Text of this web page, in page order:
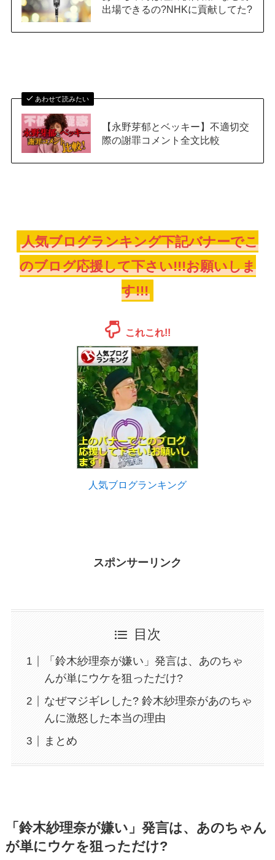
出場できるの?NHKに貢献してた?
あわせて読みたい
【永野芽郁とベッキー】不適切交
際の謝罪コメント全文比較
人気ブログランキング下記バナーでこ
のブログ応援して下さい!!!お願いしま
す!!!
これこれ!!
人気ブログランキング
スポンサーリンク
目次
「鈴木紗理奈が嫌い」発言は、あのちゃ
んが単にウケを狙っただけ?
なぜマジギレした? 鈴木紗理奈があのちゃ
んに激怒した本当の理由
まとめ
「鈴木紗理奈が嫌い」発言は、あのちゃん
が単にウケを狙っただけ?